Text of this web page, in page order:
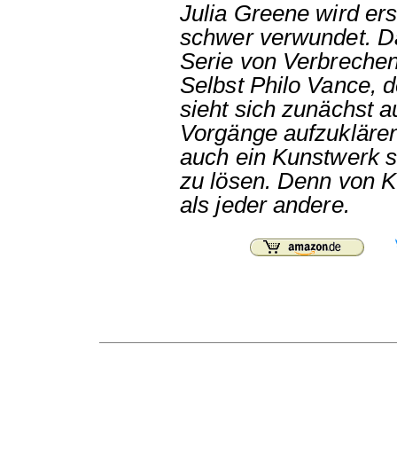
Julia Greene wird
schwer verwundet.
Serie von
Selbst Philo Vance,
sieht sich zunächst
Vorgänge
auch ein Kunstwerk
zu lösen. Denn von
als jeder andere.